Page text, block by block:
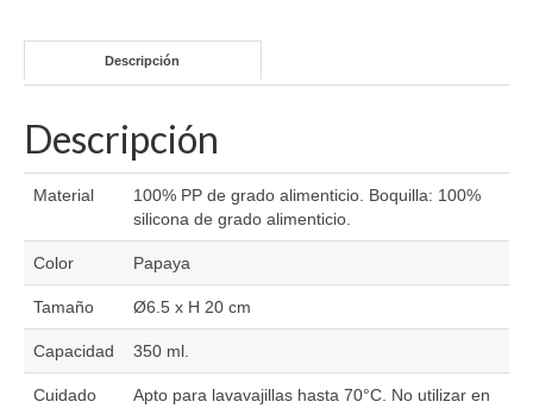
Descripción
Descripción
Material
100% PP de grado alimenticio. Boquilla: 100%
silicona de grado alimenticio.
Color Papaya
Tamaño Ø6.5 x H 20 cm
Capacidad 350 ml.
Cuidado
Apto para lavavajillas hasta 70°C. No utilizar en